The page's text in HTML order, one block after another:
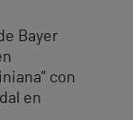
Bayer
con
en